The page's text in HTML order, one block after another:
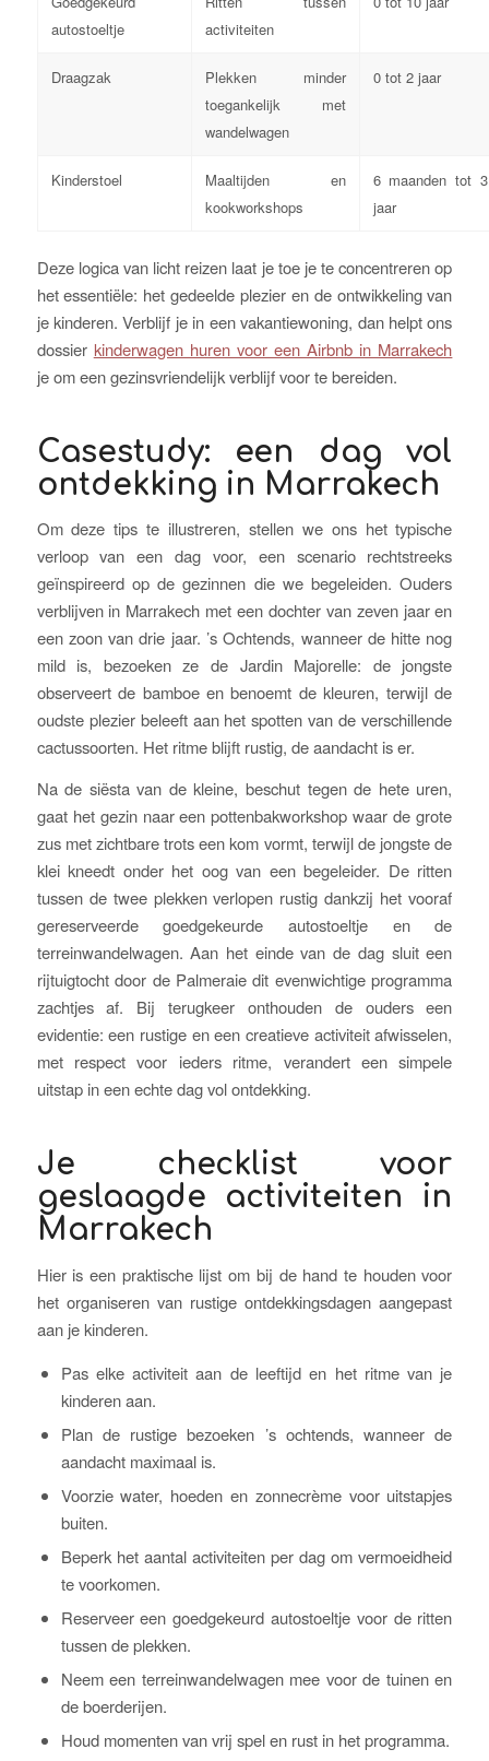
autostoeltje
activiteiten
Draagzak
Plekken minder
toegankelijk met
wandelwagen
0 tot 2 jaar
Kinderstoel
Maaltijden en
kookworkshops
6 maanden tot 3
jaar
Deze logica van licht reizen laat je toe je te concentreren op
het essentiële: het gedeelde plezier en de ontwikkeling van
je kinderen. Verblijf je in een vakantiewoning, dan helpt ons
dossier kinderwagen huren voor een Airbnb in Marrakech
je om een gezinsvriendelijk verblijf voor te bereiden.
Casestudy: een dag vol
ontdekking in Marrakech
Om deze tips te illustreren, stellen we ons het typische
verloop van een dag voor, een scenario rechtstreeks
geïnspireerd op de gezinnen die we begeleiden. Ouders
verblijven in Marrakech met een dochter van zeven jaar en
een zoon van drie jaar. ’s Ochtends, wanneer de hitte nog
mild is, bezoeken ze de Jardin Majorelle: de jongste
observeert de bamboe en benoemt de kleuren, terwijl de
oudste plezier beleeft aan het spotten van de verschillende
cactussoorten. Het ritme blijft rustig, de aandacht is er.
Na de siësta van de kleine, beschut tegen de hete uren,
gaat het gezin naar een pottenbakworkshop waar de grote
zus met zichtbare trots een kom vormt, terwijl de jongste de
klei kneedt onder het oog van een begeleider. De ritten
tussen de twee plekken verlopen rustig dankzij het vooraf
gereserveerde goedgekeurde autostoeltje en de
terreinwandelwagen. Aan het einde van de dag sluit een
rijtuigtocht door de Palmeraie dit evenwichtige programma
zachtjes af. Bij terugkeer onthouden de ouders een
evidentie: een rustige en een creatieve activiteit afwisselen,
met respect voor ieders ritme, verandert een simpele
uitstap in een echte dag vol ontdekking.
Je checklist voor
geslaagde activiteiten in
Marrakech
Hier is een praktische lijst om bij de hand te houden voor
het organiseren van rustige ontdekkingsdagen aangepast
aan je kinderen.
Pas elke activiteit aan de leeftijd en het ritme van je
kinderen aan.
Plan de rustige bezoeken ’s ochtends, wanneer de
aandacht maximaal is.
Voorzie water, hoeden en zonnecrème voor uitstapjes
buiten.
Beperk het aantal activiteiten per dag om vermoeidheid
te voorkomen.
Reserveer een goedgekeurd autostoeltje voor de ritten
tussen de plekken.
Neem een terreinwandelwagen mee voor de tuinen en
de boerderijen.
Houd momenten van vrij spel en rust in het programma.